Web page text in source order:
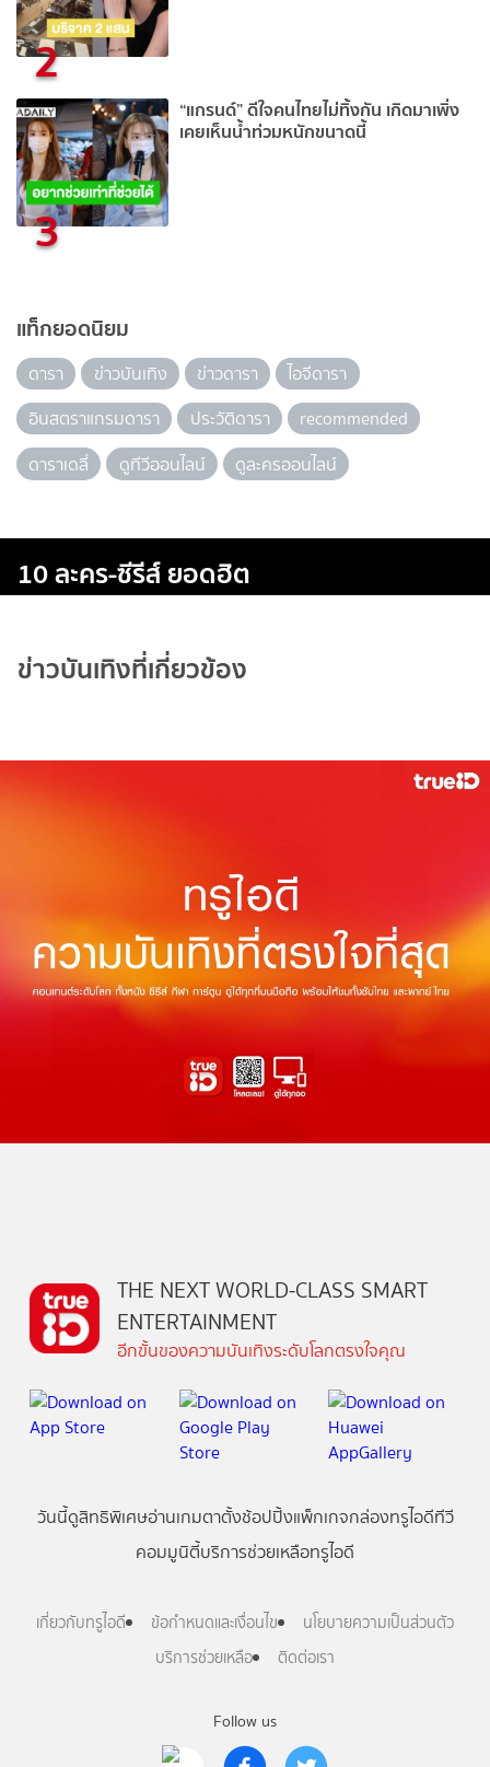
2
3
“แกรนด์” ดีใจคนไทยไม่ทิ้งกัน เกิดมาเพิ่ง
เคยเห็นน้ำท่วมหนักขนาดนี้
แท็กยอดนิยม
ดารา ข่าวบันเทิง ข่าวดารา
ไอจีดารา
อินสตราแกรมดารา
ประวัติดารา
recommended
ดาราเดลี่
ดูทีวีออนไลน์ ดูละครออนไลน์
10 ละคร-ซีรีส์ ยอดฮิต
ข่าวบันเทิงที่เกี่ยวข้อง
Follow us
THE NEXT WORLD-CLASS SMART
ENTERTAINMENT
อีกขั้นของความบันเทิงระดับโลกตรงใจคุณ
วันนี้ดูสิทธิพิเศษอ่านเกมตาตั้งช้อปปิ้งแพ็กเกจกล่องทรูไอดีทีวี
คอมมูนิตี้บริการช่วยเหลือทรูไอดี
เกี่ยวกับทรูไอดี ข้อกำหนดและเงื่อนไข
นโยบายความเป็นส่วนตัว
บริการช่วยเหลือ
ติดต่อเรา